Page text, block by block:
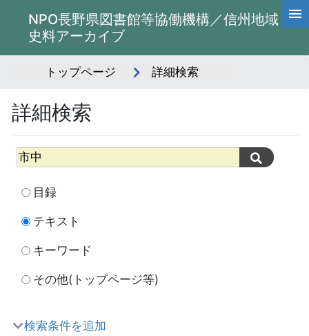
NPO長野県図書館等協働機構／信州地域
史料アーカイブ
トップページ 詳細検索
詳細検索
目録
テキスト
キーワード
その他(トップページ等)
検索条件を追加